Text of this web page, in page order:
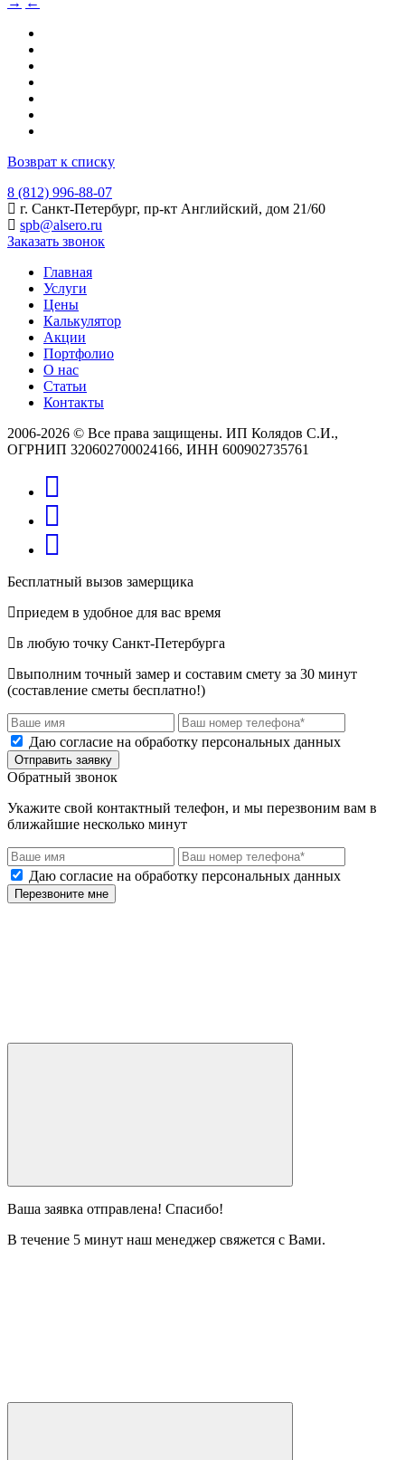
Возврат к списку
8 (812) 996-88-07
г. Санкт-Петербург, пр-кт Английский, дом 21/60
spb@alsero.ru
Заказать звонок
Главная
Услуги
Цены
Калькулятор
Акции
Портфолио
О нас
Статьи
Контакты
2006-2026 © Все права защищены. ИП Колядов С.И.,
ОГРНИП 320602700024166, ИНН 600902735761
Бесплатный вызов замерщика
приедем в удобное для вас время
в любую точку Санкт-Петербурга
выполним точный замер и составим смету за 30 минут
(составление сметы бесплатно!)
Даю согласие на обработку персональных данных
Отправить заявку
Обратный звонок
Укажите свой контактный телефон, и мы перезвоним вам в
ближайшие несколько минут
Даю согласие на обработку персональных данных
Перезвоните мне
Ваша заявка отправлена! Спасибо!
В течение 5 минут наш менеджер свяжется с Вами.